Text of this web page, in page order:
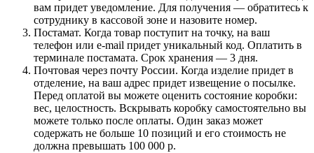
вам придет уведомление. Для получения — обратитесь к
сотруднику в кассовой зоне и назовите номер.
Постамат. Когда товар поступит на точку, на ваш
телефон или e-mail придет уникальный код. Оплатить в
терминале постамата. Срок хранения — 3 дня.
Почтовая через почту России. Когда изделие придет в
отделение, на ваш адрес придет извещение о посылке.
Перед оплатой вы можете оценить состояние коробки:
вес, целостность. Вскрывать коробку самостоятельно вы
можете только после оплаты. Один заказ может
содержать не больше 10 позиций и его стоимость не
должна превышать 100 000 р.